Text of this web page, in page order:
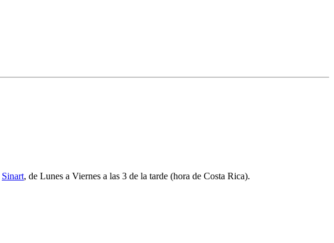
Sinart, de Lunes a Viernes a las 3 de la tarde (hora de Costa Rica).